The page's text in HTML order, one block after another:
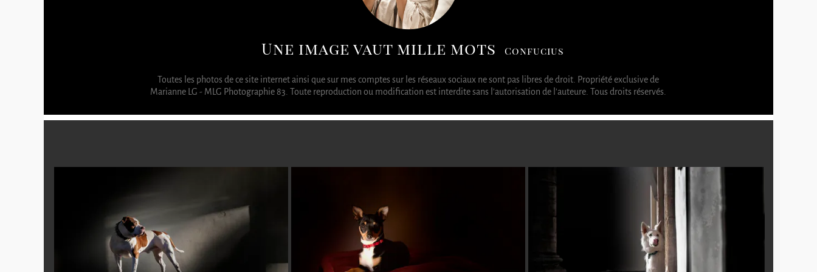
Une image vaut mille mots Confucius
Toutes les photos de ce site internet ainsi que sur mes comptes sur les réseaux sociaux ne sont pas libres de droit. Propriété exclusive de
Marianne LG - MLG Photographie 83. Toute reproduction ou modification est interdite sans l'autorisation de l'auteure. Tous droits réservés.